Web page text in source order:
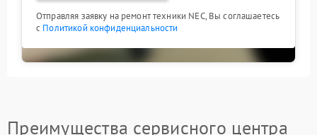
Отправляя заявку на ремонт техники NEC, Вы соглашаетесь
с Политикой конфиденциальности
Преимущества сервисного центра